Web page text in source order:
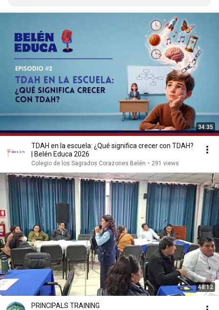
34:35
TDAH en la escuela: ¿Qué significa crecer con TDAH?
| Belén Educa 2026
Colegio de los Sagrados Corazones Belén • 291 views
48:12
PRINCIPALS TRAINING